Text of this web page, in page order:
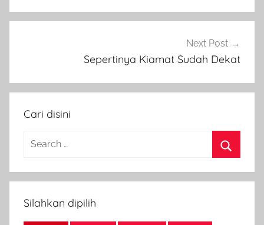
Next Post
Sepertinya Kiamat Sudah Dekat
Cari disini
Search
Silahkan dipilih